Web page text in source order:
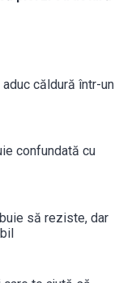
căldură într-un
confundată cu
să reziste, dar